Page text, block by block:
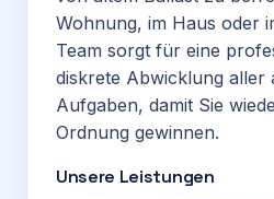
Wohnung, im Haus oder
Team sorgt für eine
diskrete Abwicklung aller
Aufgaben, damit Sie
Ordnung gewinnen.
Unsere Leistungen